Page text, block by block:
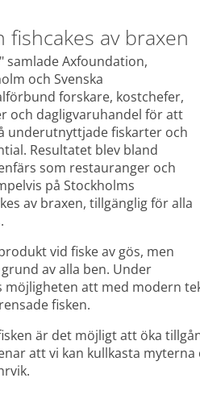
fishcakes av braxen
samlade Axfoundation,
och Svenska
forskare, kostchefer,
och dagligvaruhandel för att
underutnyttjade fiskarter och
Resultatet blev bland
som restauranger och
på Stockholms
av braxen, tillgänglig för alla
vid fiske av gös, men
av alla ben. Under
att med modern
fisken.
är det möjligt att öka
att vi kan kullkasta